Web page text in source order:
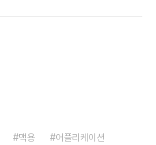
맥용
어플리케이션